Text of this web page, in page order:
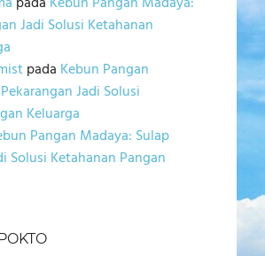
Jadi Solusi Ketahanan
pada Kebun Pangan
Jadi Solusi
Keluarga
Pangan Madaya: Sulap
Solusi Ketahanan Pangan